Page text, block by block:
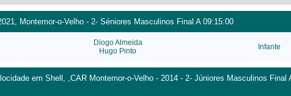
Montemor-o-Velho - 2- Séniores Masculinos Final A 09:15:00
Diogo Almeida
Hugo Pinto
Infante
em Shell, ,CAR Montemor-o-Velho - 2014 - 2- Júniores Masculinos Final